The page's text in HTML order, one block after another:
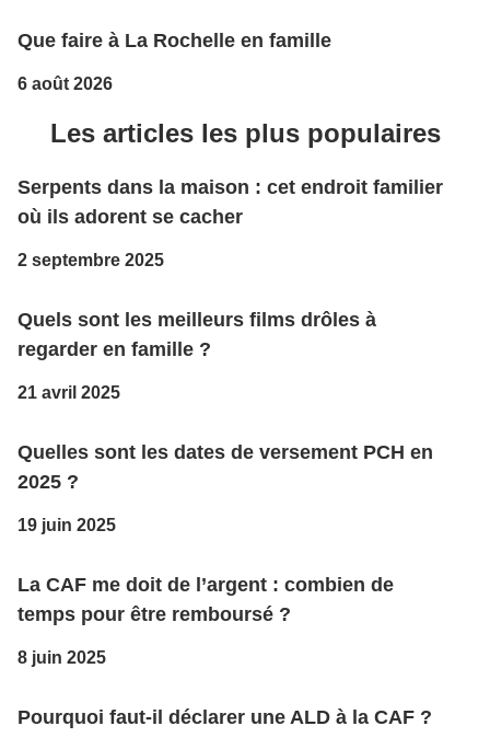
Que faire à La Rochelle en famille
6 août 2026
Les articles les plus populaires
Serpents dans la maison : cet endroit familier
où ils adorent se cacher
2 septembre 2025
Quels sont les meilleurs films drôles à
regarder en famille ?
21 avril 2025
Quelles sont les dates de versement PCH en
2025 ?
19 juin 2025
La CAF me doit de l’argent : combien de
temps pour être remboursé ?
8 juin 2025
Pourquoi faut-il déclarer une ALD à la CAF ?